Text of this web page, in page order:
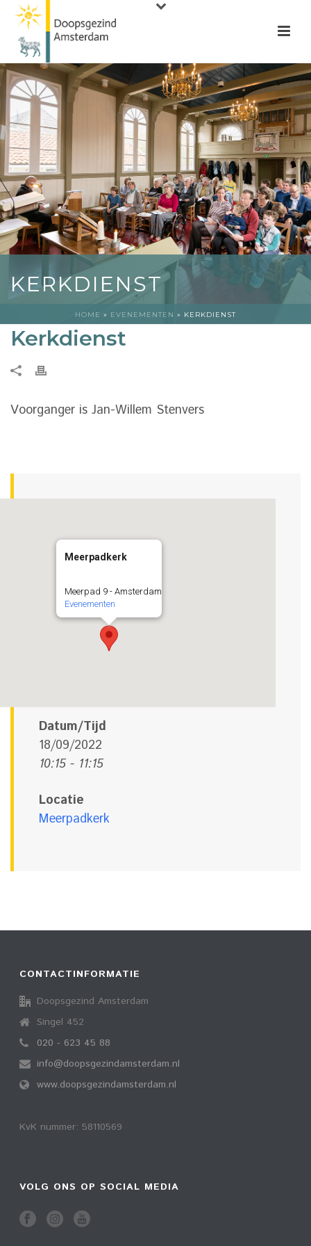
KERKDIENST
HOME » EVENEMENTEN » KERKDIENST
Kerkdienst
Voorganger is Jan-Willem Stenvers
Meerpadkerk
Meerpad 9 - Amsterdam
Evenementen
Datum/Tijd
18/09/2022
10:15 - 11:15
Locatie
Meerpadkerk
CONTACTINFORMATIE
Doopsgezind Amsterdam
Singel 452
020 - 623 45 88
info@doopsgezindamsterdam.nl
www.doopsgezindamsterdam.nl
KvK nummer: 58110569
VOLG ONS OP SOCIAL MEDIA